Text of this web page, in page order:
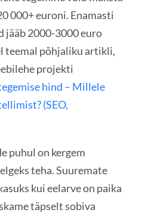
000+ euroni. Enamasti
jääb 2000-3000 euro
teemal põhjaliku artikli,
projekti
hind – Millele
(SEO,
puhul on kergem
teha. Suuremate
kui eelarve on paika
täpselt sobiva